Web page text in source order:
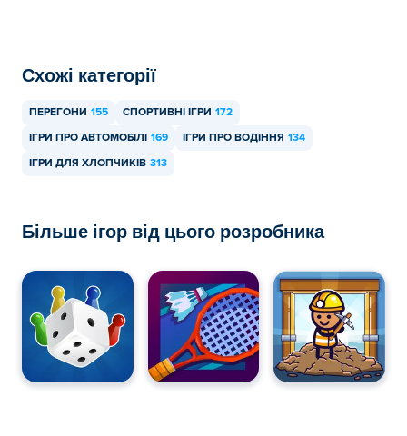
Схожі категорії
ПЕРЕГОНИ 155 СПОРТИВНІ ІГРИ 172
ІГРИ ПРО АВТОМОБІЛІ 169 ІГРИ ПРО ВОДІННЯ 134
ІГРИ ДЛЯ ХЛОПЧИКІВ 313
Більше ігор від цього розробника